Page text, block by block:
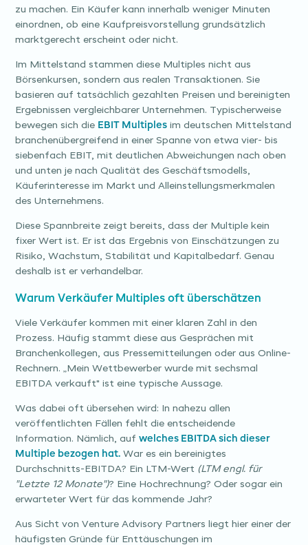
zu machen. Ein Käufer kann innerhalb weniger Minuten
einordnen, ob eine Kaufpreisvorstellung grundsätzlich
marktgerecht erscheint oder nicht.
Im Mittelstand stammen diese Multiples nicht aus
Börsenkursen, sondern aus realen Transaktionen. Sie
basieren auf tatsächlich gezahlten Preisen und bereinigten
Ergebnissen vergleichbarer Unternehmen. Typischerweise
bewegen sich die EBIT Multiples im deutschen Mittelstand
branchenübergreifend in einer Spanne von etwa vier- bis
siebenfach EBIT, mit deutlichen Abweichungen nach oben
und unten je nach Qualität des Geschäftsmodells,
Käuferinteresse im Markt und Alleinstellungsmerkmalen
des Unternehmens.
Diese Spannbreite zeigt bereits, dass der Multiple kein
fixer Wert ist. Er ist das Ergebnis von Einschätzungen zu
Risiko, Wachstum, Stabilität und Kapitalbedarf. Genau
deshalb ist er verhandelbar.
Warum Verkäufer Multiples oft überschätzen
Viele Verkäufer kommen mit einer klaren Zahl in den
Prozess. Häufig stammt diese aus Gesprächen mit
Branchenkollegen, aus Pressemitteilungen oder aus Online-
Rechnern. „Mein Wettbewerber wurde mit sechsmal
EBITDA verkauft" ist eine typische Aussage.
Was dabei oft übersehen wird: In nahezu allen
veröffentlichten Fällen fehlt die entscheidende
Information. Nämlich, aufwelches EBITDA sich dieser
Multiple bezogen hat. War es ein bereinigtes
Durchschnitts-EBITDA? Ein LTM-Wert (LTM engl. für
"Letzte 12 Monate")? Eine Hochrechnung? Oder sogar ein
erwarteter Wert für das kommende Jahr?
Aus Sicht von Venture Advisory Partners liegt hier einer der
häufigsten Gründe für Enttäuschungen im